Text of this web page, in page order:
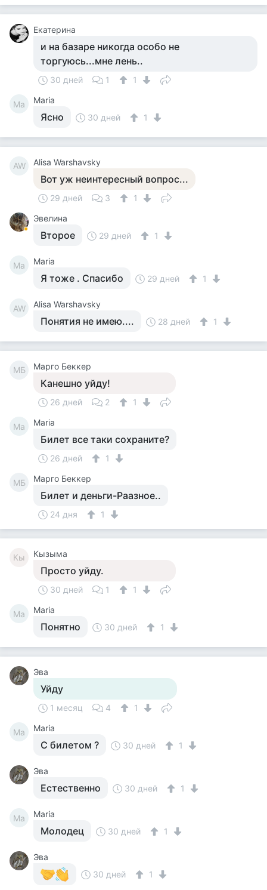
Екатерина
и на базаре никогда особо не
торгуюсь...мне лень..
30 дней 1 1
Ma Maria
Ясно 30 дней 1
AW Alisa Warshavsky
Вот уж неинтересный вопрос...
29 дней 3
1
Эвелина
Второе 29 дней 1
Ma Maria
Я тоже . Спасибо 29 дней 1
AW Alisa Warshavsky
Понятия не имею.... 28 дней 1
МБ Марго Беккер
Канешно уйду!
26 дней 2 1
Ma Maria
Билет все таки сохраните?
26 дней 1
МБ Марго Беккер
Билет и деньги-Раазное..
24 дня 1
Кы Кызыма
Просто уйду.
30 дней 1 1
Ma Maria
Понятно 30 дней 1
Эва
Уйду
1 месяц 4 1
Ma Maria
С билетом ? 30 дней 1
Эва
Естественно 30 дней 1
Ma Maria
Молодец 30 дней 1
Эва
30 дней
1